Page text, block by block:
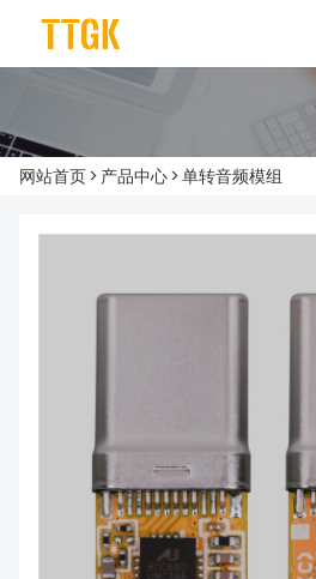
网站首页> 产品中心>单转音频模组